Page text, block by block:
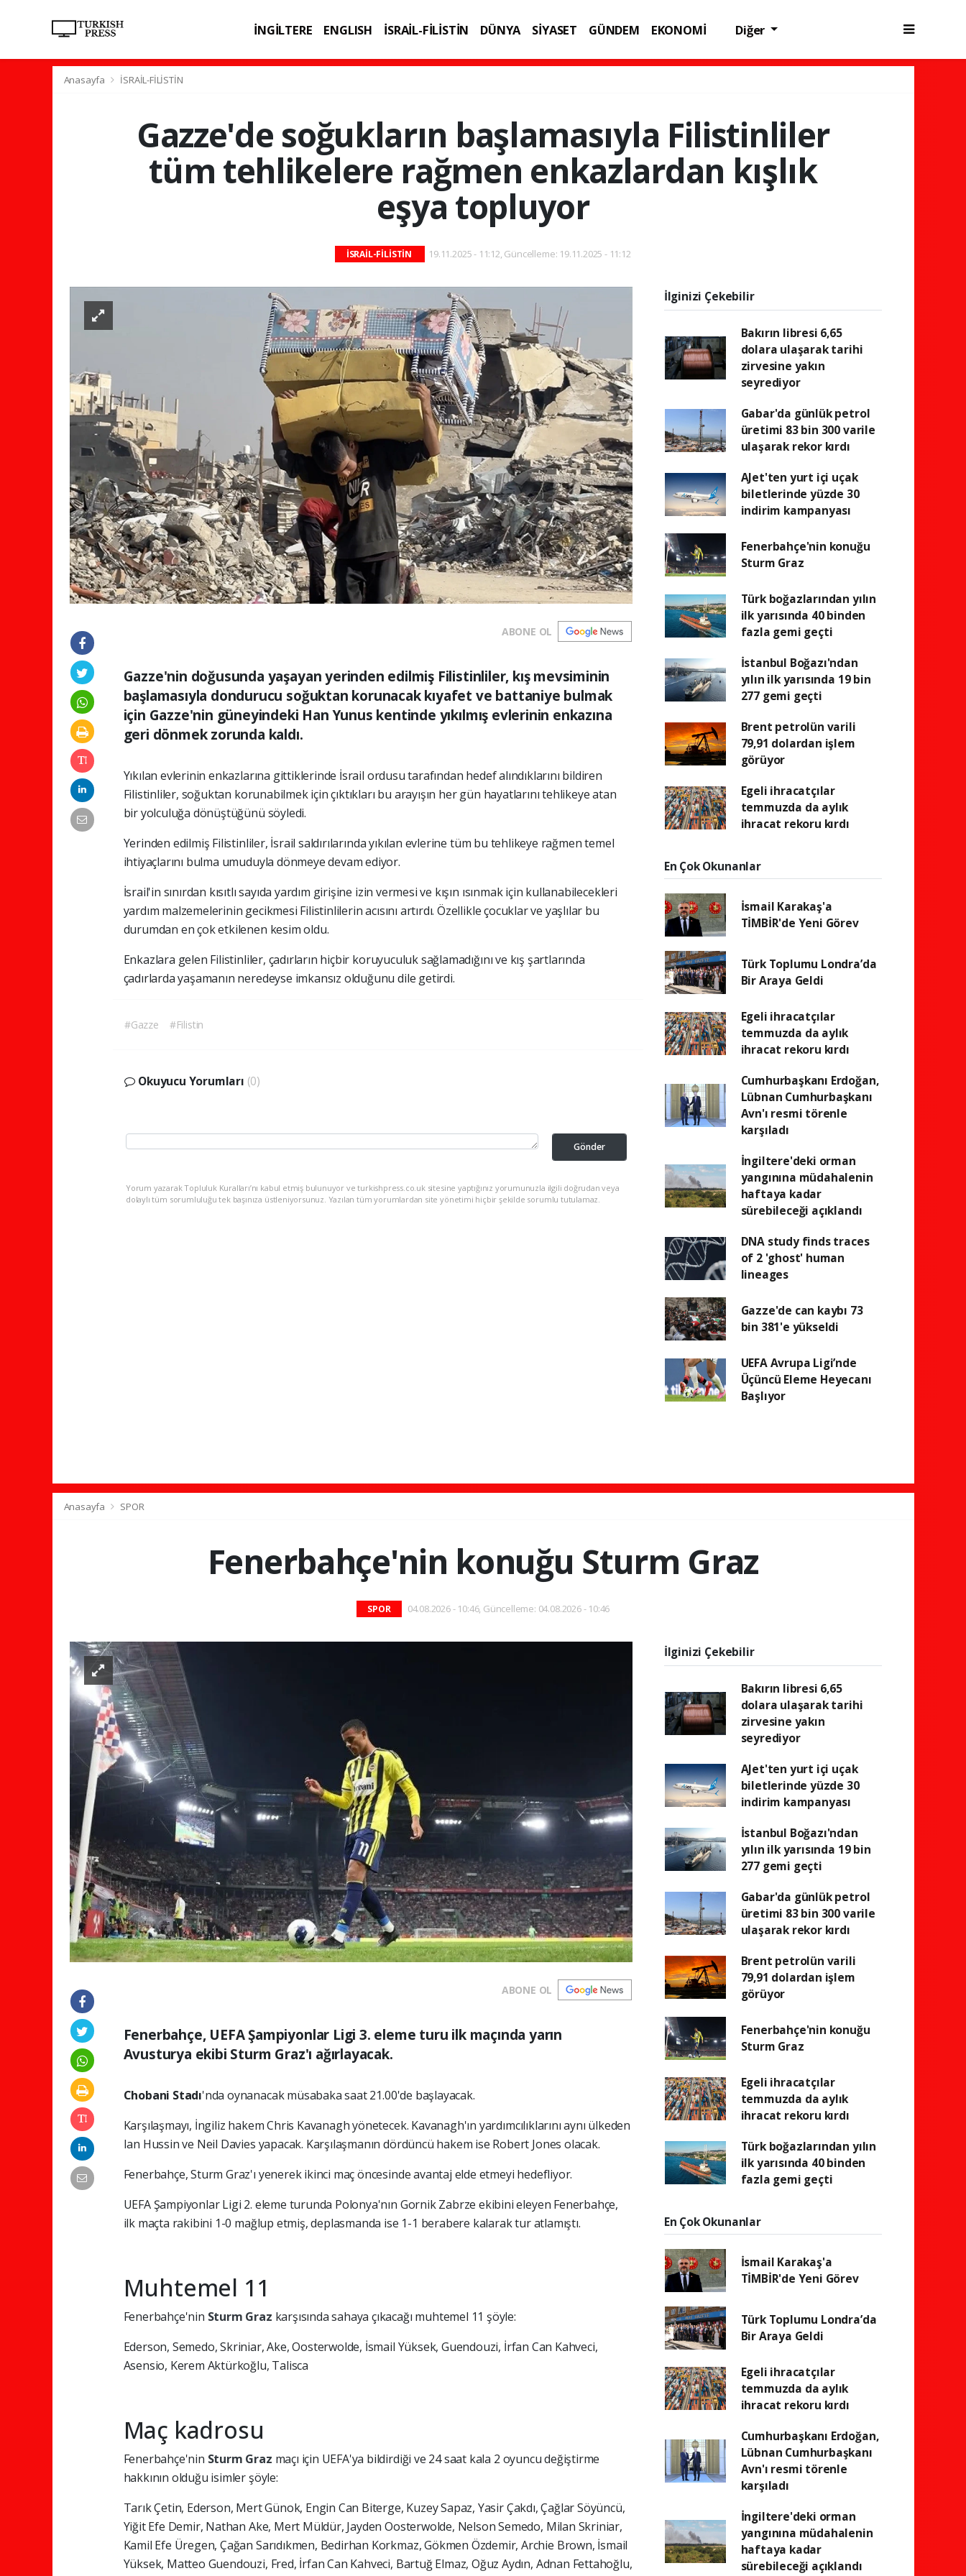
İNGİLTERE ENGLISH İSRAİL-FİLİSTİN DÜNYA SİYASET GÜNDEM
EKONOMİ
Diğer
Anasayfa İSRAİL-FİLİSTİN
Gazze'de soğukların başlamasıyla Filistinliler
tüm tehlikelere rağmen enkazlardan kışlık
eşya topluyor
İSRAİL-FİLİSTİN 19.11.2025 - 11:12, Güncelleme: 19.11.2025 - 11:12
ABONE OL
Gazze'nin doğusunda yaşayan yerinden edilmiş Filistinliler, kış mevsiminin
başlamasıyla dondurucu soğuktan korunacak kıyafet ve battaniye bulmak
için Gazze'nin güneyindeki Han Yunus kentinde yıkılmış evlerinin enkazına
geri dönmek zorunda kaldı.
Yıkılan evlerinin enkazlarına gittiklerinde İsrail ordusu tarafından hedef alındıklarını bildiren
Filistinliler, soğuktan korunabilmek için çıktıkları bu arayışın her gün hayatlarını tehlikeye atan
bir yolculuğa dönüştüğünü söyledi.
Yerinden edilmiş Filistinliler, İsrail saldırılarında yıkılan evlerine tüm bu tehlikeye rağmen temel
ihtiyaçlarını bulma umuduyla dönmeye devam ediyor.
İsrail'in sınırdan kısıtlı sayıda yardım girişine izin vermesi ve kışın ısınmak için kullanabilecekleri
yardım malzemelerinin gecikmesi Filistinlilerin acısını artırdı. Özellikle çocuklar ve yaşlılar bu
durumdan en çok etkilenen kesim oldu.
Enkazlara gelen Filistinliler, çadırların hiçbir koruyuculuk sağlamadığını ve kış şartlarında
çadırlarda yaşamanın neredeyse imkansız olduğunu dile getirdi.
#Gazze #Filistin
Okuyucu Yorumları (0)
Gönder
Yorum yazarak Topluluk Kuralları’nı kabul etmiş bulunuyor ve turkishpress.co.uk sitesine yaptığınız yorumunuzla ilgili doğrudan veya
dolaylı tüm sorumluluğu tek başınıza üstleniyorsunuz. Yazılan tüm yorumlardan site yönetimi hiçbir şekilde sorumlu tutulamaz.
İlginizi Çekebilir
Bakırın libresi 6,65
dolara ulaşarak tarihi
zirvesine yakın
seyrediyor
Gabar'da günlük petrol
üretimi 83 bin 300 varile
ulaşarak rekor kırdı
AJet'ten yurt içi uçak
biletlerinde yüzde 30
indirim kampanyası
Fenerbahçe'nin konuğu
Sturm Graz
Türk boğazlarından yılın
ilk yarısında 40 binden
fazla gemi geçti
İstanbul Boğazı'ndan
yılın ilk yarısında 19 bin
277 gemi geçti
Brent petrolün varili
79,91 dolardan işlem
görüyor
Egeli ihracatçılar
temmuzda da aylık
ihracat rekoru kırdı
En Çok Okunanlar
İsmail Karakaş'a
TİMBİR'de Yeni Görev
Türk Toplumu Londra’da
Bir Araya Geldi
Egeli ihracatçılar
temmuzda da aylık
ihracat rekoru kırdı
Cumhurbaşkanı Erdoğan,
Lübnan Cumhurbaşkanı
Avn'ı resmi törenle
karşıladı
İngiltere'deki orman
yangınına müdahalenin
haftaya kadar
sürebileceği açıklandı
DNA study finds traces
of 2 'ghost' human
lineages
Gazze'de can kaybı 73
bin 381'e yükseldi
UEFA Avrupa Ligi’nde
Üçüncü Eleme Heyecanı
Başlıyor
Anasayfa SPOR
Fenerbahçe'nin konuğu Sturm Graz
SPOR 04.08.2026 - 10:46, Güncelleme: 04.08.2026 - 10:46
ABONE OL
Fenerbahçe, UEFA Şampiyonlar Ligi 3. eleme turu ilk maçında yarın
Avusturya ekibi Sturm Graz'ı ağırlayacak.
Chobani Stadı'nda oynanacak müsabaka saat 21.00'de başlayacak.
Karşılaşmayı, İngiliz hakem Chris Kavanagh yönetecek. Kavanagh'ın yardımcılıklarını aynı ülkeden
Ian Hussin ve Neil Davies yapacak. Karşılaşmanın dördüncü hakem ise Robert Jones olacak.
Fenerbahçe, Sturm Graz'ı yenerek ikinci maç öncesinde avantaj elde etmeyi hedefliyor.
UEFA Şampiyonlar Ligi 2. eleme turunda Polonya'nın Gornik Zabrze ekibini eleyen Fenerbahçe,
ilk maçta rakibini 1-0 mağlup etmiş, deplasmanda ise 1-1 berabere kalarak tur atlamıştı.
Muhtemel 11
Fenerbahçe'nin Sturm Graz karşısında sahaya çıkacağı muhtemel 11 şöyle:
Ederson, Semedo, Skriniar, Ake, Oosterwolde, İsmail Yüksek, Guendouzi, İrfan Can Kahveci,
Asensio, Kerem Aktürkoğlu, Talisca
Maç kadrosu
Fenerbahçe'nin Sturm Graz maçı için UEFA'ya bildirdiği ve 24 saat kala 2 oyuncu değiştirme
hakkının olduğu isimler şöyle:
Tarık Çetin, Ederson, Mert Günok, Engin Can Biterge, Kuzey Sapaz, Yasir Çakdı, Çağlar Söyüncü,
Yiğit Efe Demir, Nathan Ake, Mert Müldür, Jayden Oosterwolde, Nelson Semedo, Milan Skriniar,
Kamil Efe Üregen, Çağan Sarıdıkmen, Bedirhan Korkmaz, Gökmen Özdemir, Archie Brown, İsmail
Yüksek, Matteo Guendouzi, Fred, İrfan Can Kahveci, Bartuğ Elmaz, Oğuz Aydın, Adnan Fettahoğlu,
İlginizi Çekebilir
Bakırın libresi 6,65
dolara ulaşarak tarihi
zirvesine yakın
seyrediyor
AJet'ten yurt içi uçak
biletlerinde yüzde 30
indirim kampanyası
İstanbul Boğazı'ndan
yılın ilk yarısında 19 bin
277 gemi geçti
Gabar'da günlük petrol
üretimi 83 bin 300 varile
ulaşarak rekor kırdı
Brent petrolün varili
79,91 dolardan işlem
görüyor
Fenerbahçe'nin konuğu
Sturm Graz
Egeli ihracatçılar
temmuzda da aylık
ihracat rekoru kırdı
Türk boğazlarından yılın
ilk yarısında 40 binden
fazla gemi geçti
En Çok Okunanlar
İsmail Karakaş'a
TİMBİR'de Yeni Görev
Türk Toplumu Londra’da
Bir Araya Geldi
Egeli ihracatçılar
temmuzda da aylık
ihracat rekoru kırdı
Cumhurbaşkanı Erdoğan,
Lübnan Cumhurbaşkanı
Avn'ı resmi törenle
karşıladı
İngiltere'deki orman
yangınına müdahalenin
haftaya kadar
sürebileceği açıklandı